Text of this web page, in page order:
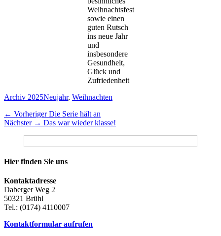
Weihnachtsfest
sowie einen
guten Rutsch
ins neue Jahr
und
insbesondere
Gesundheit,
Glück und
Zufriedenheit
Kategorien
Archiv 2025Schlagworte
Neujahr, Weihnachten
Beitragsnavigation
← Vorheriger Vorheriger
Beitrag:
Die Serie hält an
Nächster → Nächster
Das war wieder klasse!
Hier finden Sie uns
Kontaktadresse
Daberger Weg 2
50321 Brühl
Tel.: (0174) 4110007
Kontaktformular aufrufen